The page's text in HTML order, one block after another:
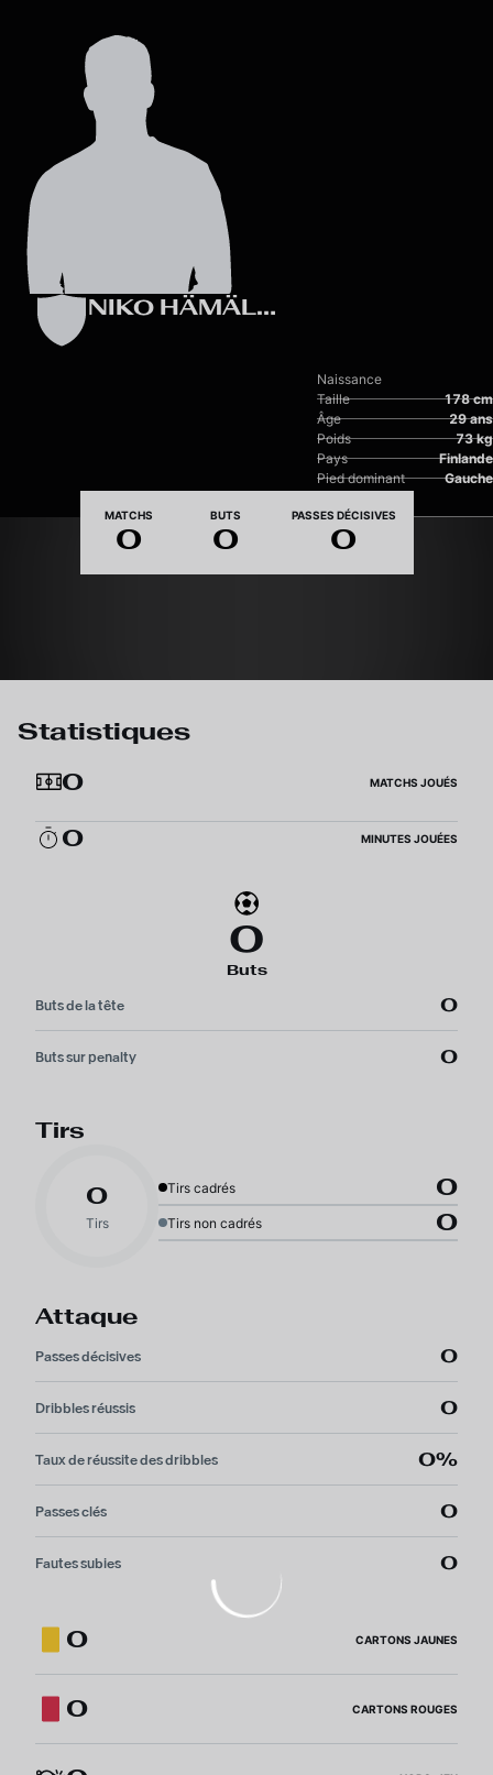
NIKO HÄMÄLÄINEN
Taille 178 cm
Poids 73 kg
Pied dominant Gauche
Naissance
Âge 29 ans
Pays Finlande
MATCHS
0
BUTS
0
PASSES DÉCISIVES
0
Statistiques
0
MATCHS JOUÉS
0 MINUTES JOUÉES
0
Buts
Buts de la tête 0
Buts sur penalty 0
Tirs
0
Tirs
Tirs cadrés 0
Tirs non cadrés 0
Attaque
Passes décisives 0
Dribbles réussis 0
Taux de réussite des dribbles 0%
Passes clés 0
Fautes subies 0
0 CARTONS JAUNES
0 CARTONS ROUGES